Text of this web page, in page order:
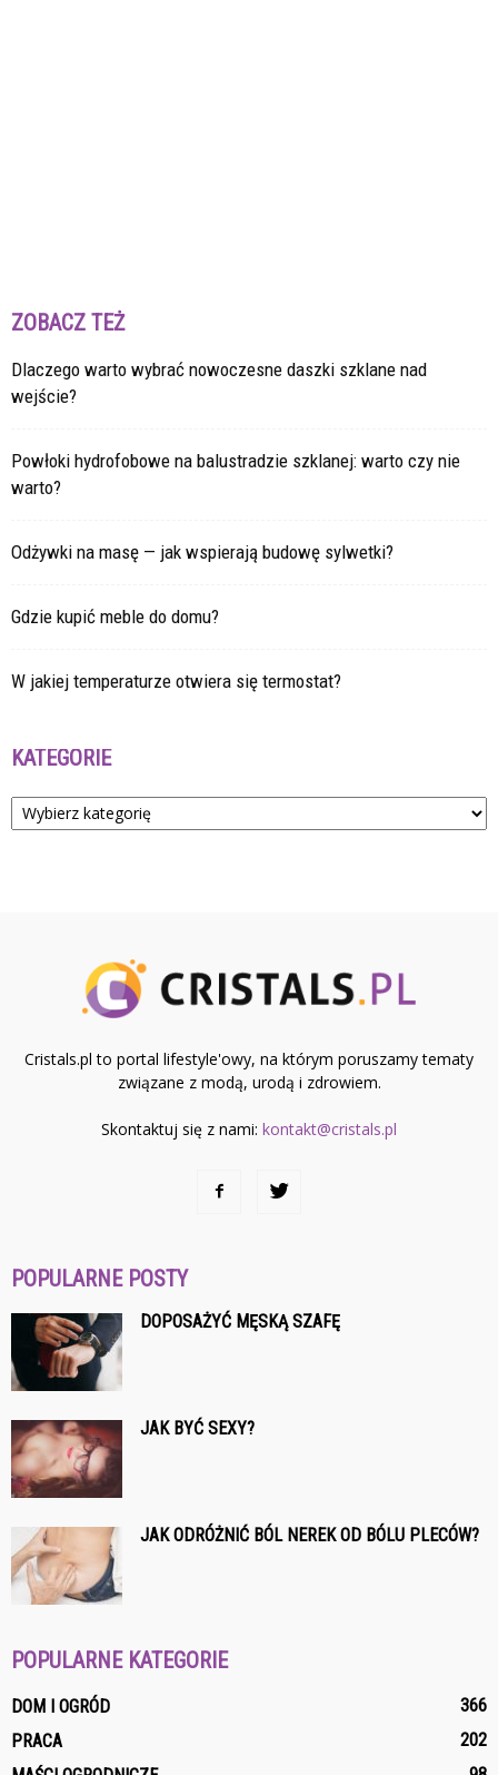
ZOBACZ TEŻ
Dlaczego warto wybrać nowoczesne daszki szklane nad
wejście?
Powłoki hydrofobowe na balustradzie szklanej: warto czy nie
warto?
Odżywki na masę — jak wspierają budowę sylwetki?
Gdzie kupić meble do domu?
W jakiej temperaturze otwiera się termostat?
KATEGORIE
Kategorie
Cristals.pl to portal lifestyle'owy, na którym poruszamy tematy
związane z modą, urodą i zdrowiem.
Skontaktuj się z nami: kontakt@cristals.pl
POPULARNE POSTY
DOPOSAŻYĆ MĘSKĄ SZAFĘ
JAK BYĆ SEXY?
JAK ODRÓŻNIĆ BÓL NEREK OD BÓLU PLECÓW?
POPULARNE KATEGORIE
DOM I OGRÓD
366
PRACA
202